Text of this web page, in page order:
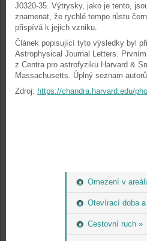
Omezení v
Otevírací doba
Cestovní ruch »
J0320-35. Výtrysky, jako je tento,
znamenat, že rychlé tempo růstu
přispívá k jejich vzniku.
Článek popisující tyto výsledky byl
Astrophysical Journal Letters.
z Centra pro astrofyziku Harvard &
Massachusetts. Úplný seznam
Zdroj: https://chandra.harvard.edu/